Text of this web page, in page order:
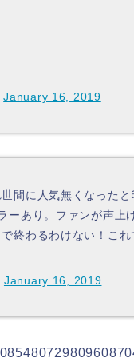
January 16, 2019
間に人気無くなった
あり。ファンが声上
終わるわけない！こ
January 16, 2019